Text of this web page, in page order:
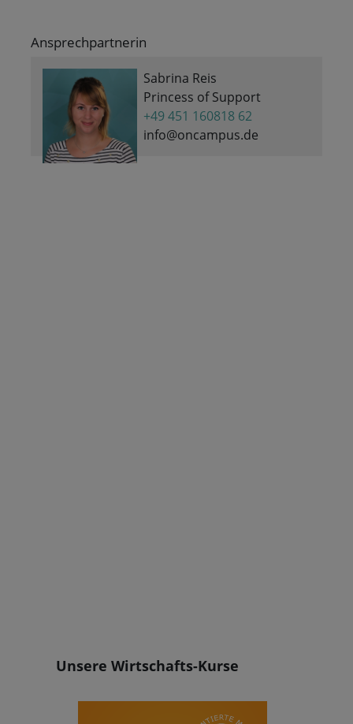
Ansprechpartnerin
Sabrina Reis
Princess of Support
+49 451 160818 62
info@oncampus.de
Unsere Wirtschafts-Kurse